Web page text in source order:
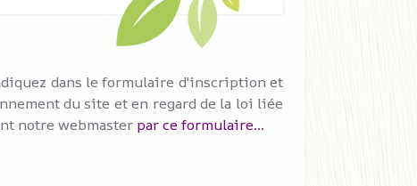
dans le formulaire d'inscription et
du site et en regard de la loi liée
notre webmaster par ce formulaire...